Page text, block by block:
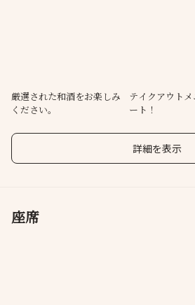
●デリバリー＆テイクアウト
厳選された和酒をお楽しみ
ください。
テイクアウト
ート！
詳細を表示
座席